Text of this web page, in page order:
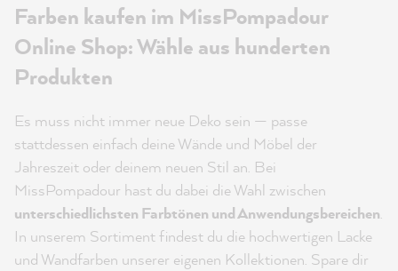
Farben kaufen im MissPompadour
Online Shop: Wähle aus hunderten
Produkten
Es muss nicht immer neue Deko sein — passe
stattdessen einfach deine Wände und Möbel der
Jahreszeit oder deinem neuen Stil an. Bei
MissPompadour hast du dabei die Wahl zwischen
unterschiedlichsten Farbtönen und Anwendungsbereichen.
In unserem Sortiment findest du die hochwertigen Lacke
und Wandfarben unserer eigenen Kollektionen. Spare dir